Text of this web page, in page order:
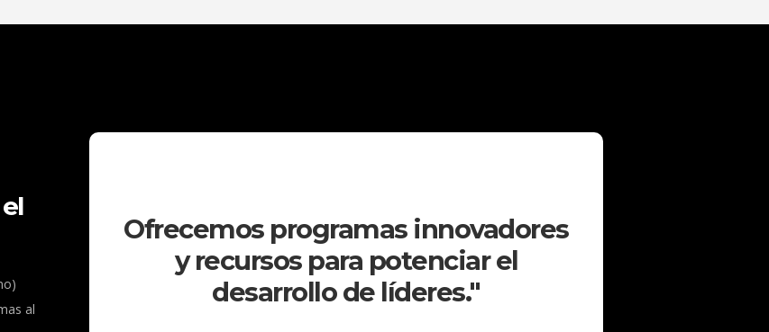
al
Ofrecemos programas innovadores
y recursos para potenciar el
desarrollo de líderes."